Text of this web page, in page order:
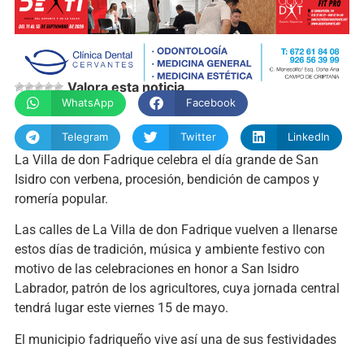
Valora esta noticia
WhatsApp Facebook
Telegram Twitter LinkedIn
La Villa de don Fadrique celebra el día grande de San
Isidro con verbena, procesión, bendición de campos y
romería popular.
Las calles de La Villa de don Fadriquevuelven a llenarse
estos días de tradición, música y ambiente festivo con
motivo de las celebraciones en honor a San Isidro
Labrador, patrón de los agricultores, cuya jornada central
tendrá lugar este viernes 15 de mayo.
El municipio fadriqueño vive así una de sus festividades